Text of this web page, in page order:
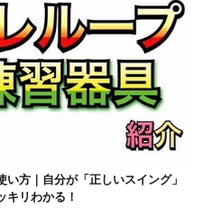
方｜自分が「正しいスイング」
キリわかる！